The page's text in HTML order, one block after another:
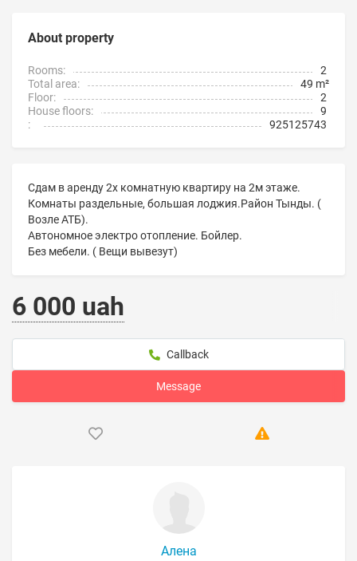
About property
Rooms:
2
Total area:
49 m²
Floor:
2
House floors:
9
:
925125743
Сдам в аренду 2х комнатную квартиру на 2м этаже.
Комнаты раздельные, большая лоджия.Район Тынды. (
Возле АТБ).
Автономное электро отопление. Бойлер.
Без мебели. ( Вещи вывезут)
6 000 uah
Callback
Message
Алена